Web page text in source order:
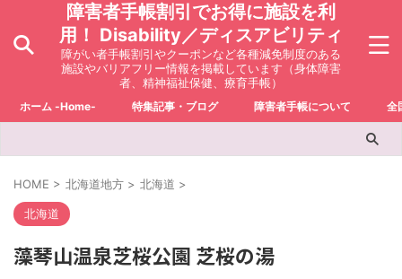
障害者手帳割引でお得に施設を利
用！ Disability／ディスアビリティ
障がい者手帳割引やクーポンなど各種減免制度のある
施設やバリアフリー情報を掲載しています（身体障害
者、精神福祉保健、療育手帳）
ホーム -Home- 特集記事・ブログ 障害者手帳について 全
HOME > 北海道地方 > 北海道 >
北海道
藻琴山温泉芝桜公園 芝桜の湯